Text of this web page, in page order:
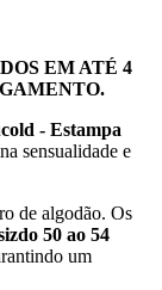
EM ATÉ 4
- Estampa
sensualidade e
de algodão. Os
50 ao 54
um